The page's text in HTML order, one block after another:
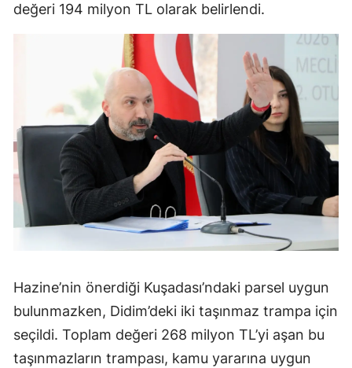
değeri 194 milyon TL olarak belirlendi.
Hazine’nin önerdiği Kuşadası’ndaki parsel uygun
bulunmazken, Didim’deki iki taşınmaz trampa için
seçildi. Toplam değeri 268 milyon TL’yi aşan bu
taşınmazların trampası, kamu yararına uygun